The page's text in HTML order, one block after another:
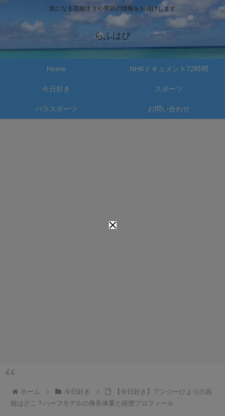
気になる芸能ネタや季節の情報をお届けします
らふはぴ
Home NHKドキュメント72時間
今日好き スポーツ
パラスポーツ お問い合わせ
ホーム 今日好き
【今日好き】アンジーひよりの高
校はどこ？ハーフモデルの身長体重と経歴プロフィール